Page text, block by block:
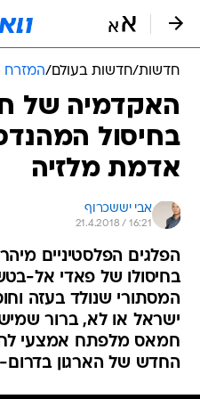
חדשות/חדשות בעולם/המזרח
האקדמיה של
בחיסול
אדמת מלזיה
אבי יששכרוף
21.4.2018 / 16:21
הפלגים הפלסטיניים
בחיסולו של פאדי אל-
המסתורי שנולד בעזה
ישראל או לא, ברור
חמאס מלפתח אמצעי
החדש של הארגון